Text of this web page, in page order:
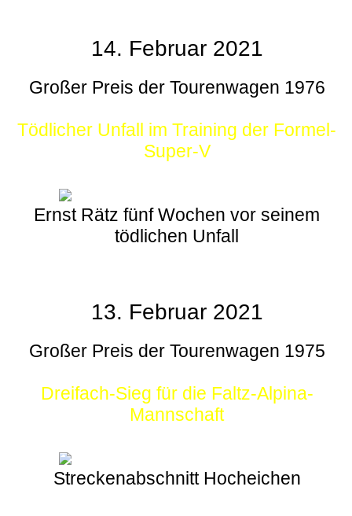
14. Februar 2021
Großer Preis der Tourenwagen 1976
Tödlicher Unfall im Training der Formel-
Super-V
Ernst Rätz fünf Wochen vor seinem
tödlichen Unfall
13. Februar 2021
Großer Preis der Tourenwagen 1975
Dreifach-Sieg für die Faltz-Alpina-
Mannschaft
Streckenabschnitt Hocheichen